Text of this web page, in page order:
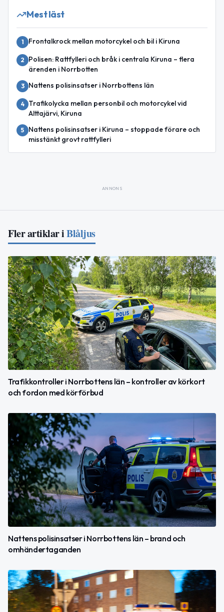
Mest läst
1 Frontalkrock mellan motorcykel och bil i Kiruna
2
Polisen: Rattfylleri och bråk i centrala Kiruna – flera
ärenden i Norrbotten
3 Nattens polisinsatser i Norrbottens län
4
Trafikolycka mellan personbil och motorcykel vid
Alttajärvi, Kiruna
5
Nattens polisinsatser i Kiruna – stoppade förare och
misstänkt grovt rattfylleri
ANNONS
Fler artiklar iBlåljus
Trafikkontroller i Norrbottens län – kontroller av körkort
och fordon med körförbud
Nattens polisinsatser i Norrbottens län – brand och
omhändertaganden